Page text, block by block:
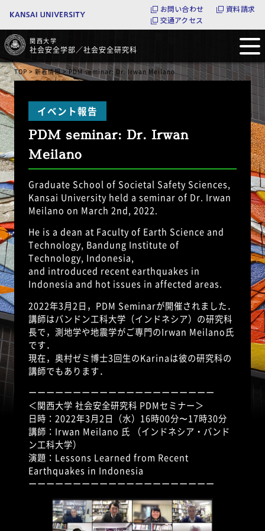
お問い合わせ
資料請求
交通アクセス
関西大学
社会安全学部／社会安全研究科
TOP>新着情報> PDM seminar: Dr. Irwan Meilano
PDM seminar: Dr. Irwan
Meilano
Graduate School of Societal Safety Sciences,
Kansai University held a seminar of Dr. Irwan
Meilano on March 2nd, 2022.
He is a dean at Faculty of Earth Science and
Technology, Bandung Institute of
Technology, Indonesia,
and introduced recent earthquakes in
Indonesia and hot issues in affected areas.
2022年3月2日，PDM Seminarが開催されました．
講師はバンドン工科大学（インドネシア）の研究科
長で，測地学や地震学がご専門のIrwan Meilano氏
です．
現在，奥村ゼミ博士3回生のKarinaは彼の研究科の
講師でもあります．
ーーーーーーーーーーーーーーーーーーーーー
＜関西大学 社会安全研究科 PDMセミナー＞
日時：2022年3月2日（水）16時00分〜17時30分
講師：Irwan Meilano 氏 （インドネシア・バンド
ン工科大学）
演題：Lessons Learned from Recent
Earthquakes in Indonesia
ーーーーーーーーーーーーーーーーーーーーー